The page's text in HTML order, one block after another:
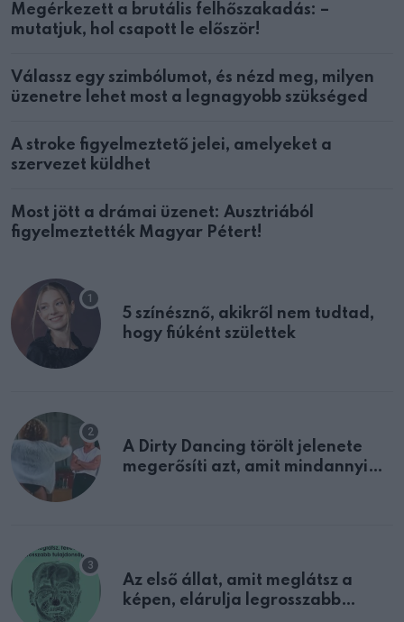
Megérkezett a brutális felhőszakadás: –
mutatjuk, hol csapott le először!
Válassz egy szimbólumot, és nézd meg, milyen
üzenetre lehet most a legnagyobb szükséged
A stroke figyelmeztető jelei, amelyeket a
szervezet küldhet
Most jött a drámai üzenet: Ausztriából
figyelmeztették Magyar Pétert!
5 színésznő, akikről nem tudtad,
hogy fiúként születtek
A Dirty Dancing törölt jelenete
megerősíti azt, amit mindannyian
Az első állat, amit meglátsz a
képen, elárulja legrosszabb